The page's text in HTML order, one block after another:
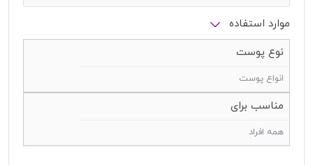
موارد استفاده
نوع پوست
انواع پوست
مناسب برای
همه افراد